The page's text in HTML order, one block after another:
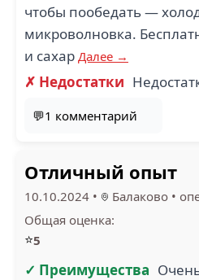
чтобы пообедать —
микроволновка.
и сахар Далее →
✗ Недостатки
💬1 комментарий
Отличный опыт
10.10.2024 • Балаково •
Общая оценка:
⭐5
✓ Преимущества